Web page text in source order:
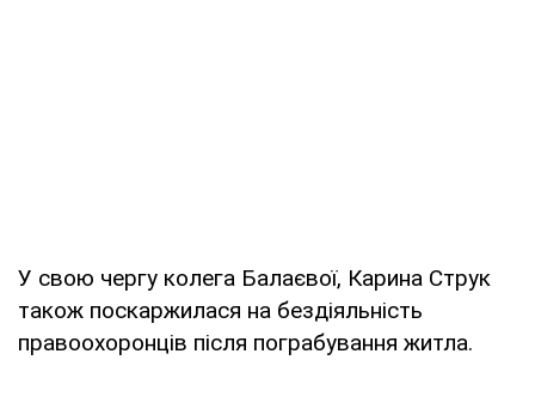
У свою чергу колега Балаєвої, Карина Струк
також поскаржилася на бездіяльність
правоохоронців після пограбування житла.